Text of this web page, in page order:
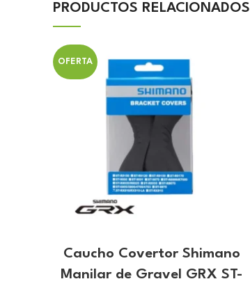
PRODUCTOS RELACIONADOS
OFERTA
Caucho Covertor Shimano
Manilar de Gravel GRX ST-